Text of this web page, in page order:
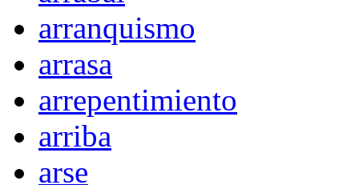
arranquismo
arrasa
arrepentimiento
arriba
arse